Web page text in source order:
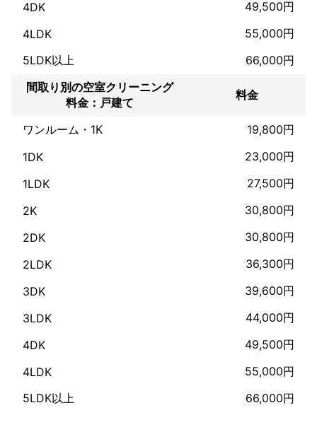
4DK
49,500円
4LDK
55,000円
5LDK以上
66,000円
間取り別の空室クリーニング
料金：戸建て
料金
ワンルーム・1K
19,800円
1DK
23,000円
1LDK
27,500円
2K
30,800円
2DK
30,800円
2LDK
36,300円
3DK
39,600円
3LDK
44,000円
4DK
49,500円
4LDK
55,000円
5LDK以上
66,000円